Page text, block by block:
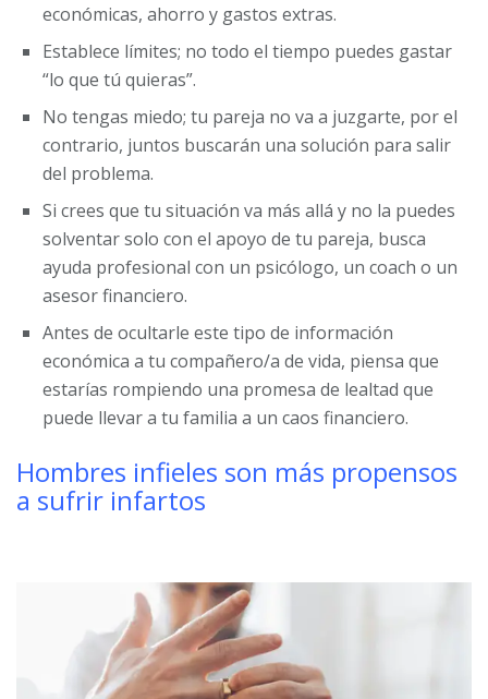
económicas, ahorro y gastos extras.
Establece límites; no todo el tiempo puedes gastar
“lo que tú quieras”.
No tengas miedo; tu pareja no va a juzgarte, por el
contrario, juntos buscarán una solución para salir
del problema.
Si crees que tu situación va más allá y no la puedes
solventar solo con el apoyo de tu pareja, busca
ayuda profesional con un psicólogo, un coach o un
asesor financiero.
Antes de ocultarle este tipo de información
económica a tu compañero/a de vida, piensa que
estarías rompiendo una promesa de lealtad que
puede llevar a tu familia a un caos financiero.
Hombres infieles son más propensos
a sufrir infartos